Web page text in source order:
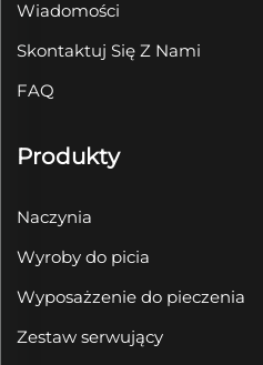
Wiadomości
Skontaktuj Się Z Nami
FAQ
Produkty
Naczynia
Wyroby do picia
Wyposażzenie do pieczenia
Zestaw serwujący